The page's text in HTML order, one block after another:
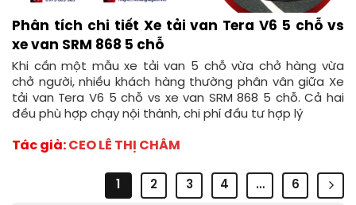
Phân tích chi tiết Xe tải van Tera V6 5 chỗ vs
xe van SRM 868 5 chỗ
Khi cần một mẫu xe tải van 5 chỗ vừa chở hàng vừa
chở người, nhiều khách hàng thường phân vân giữa Xe
tải van Tera V6 5 chỗ vs xe van SRM 868 5 chỗ. Cả hai
đều phù hợp chạy nội thành, chi phí đầu tư hợp lý
Tác giả: CEO LÊ THỊ CHÂM
2 3 4 … 6